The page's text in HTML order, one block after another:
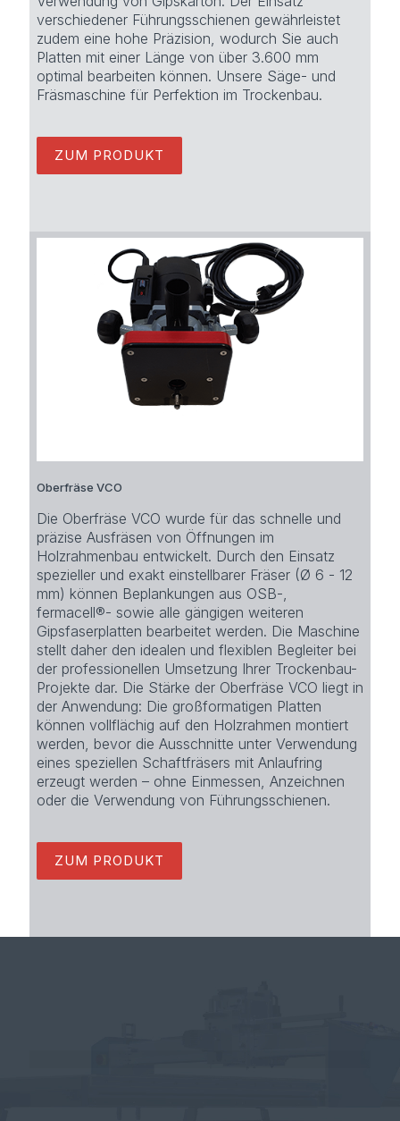
verschiedener Führungsschienen gewährleistet
zudem eine hohe Präzision, wodurch Sie auch
Platten mit einer Länge von über 3.600 mm
optimal bearbeiten können. Unsere Säge- und
Fräsmaschine für Perfektion im Trockenbau.
ZUM PRODUKT
Oberfräse VCO
Die Oberfräse VCO wurde für das schnelle und
präzise Ausfräsen von Öffnungen im
Holzrahmenbau entwickelt. Durch den Einsatz
spezieller und exakt einstellbarer Fräser (Ø 6 - 12
mm) können Beplankungen aus OSB-,
fermacell®- sowie alle gängigen weiteren
Gipsfaserplatten bearbeitet werden. Die Maschine
stellt daher den idealen und flexiblen Begleiter bei
der professionellen Umsetzung Ihrer Trockenbau-
Projekte dar. Die Stärke der Oberfräse VCO liegt in
der Anwendung: Die großformatigen Platten
können vollflächig auf den Holzrahmen montiert
werden, bevor die Ausschnitte unter Verwendung
eines speziellen Schaftfräsers mit Anlaufring
erzeugt werden – ohne Einmessen, Anzeichnen
oder die Verwendung von Führungsschienen.
ZUM PRODUKT